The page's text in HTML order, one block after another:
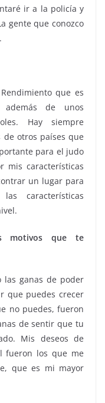
ir a la policía y
gente que conozco
que es
de unos
Hay siempre
de otros países que
para el judo
mis características
un lugar para
características
motivos que te
las ganas de poder
que puedes crecer
no puedes, fueron
de sentir que tu
Mis deseos de
fueron los que me
que es mi mayor